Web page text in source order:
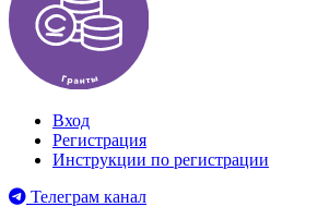
Вход
Регистрация
Инструкции по регистрации
Телеграм канал